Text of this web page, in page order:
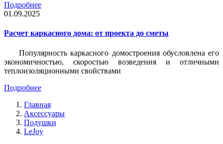
Подробнее
01.09.2025
Расчет каркасного дома: от проекта до сметы
Популярность каркасного домостроения обусловлена его
экономичностью, скоростью возведения и отличными
теплоизоляционными свойствами
Подробнее
Главная
Аксессуары
Подушки
LeJoy